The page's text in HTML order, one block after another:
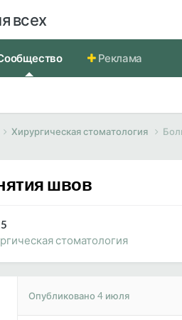
всех
Реклама
Хирургическая стоматология
швов
стоматология
Опубликовано 4 июля